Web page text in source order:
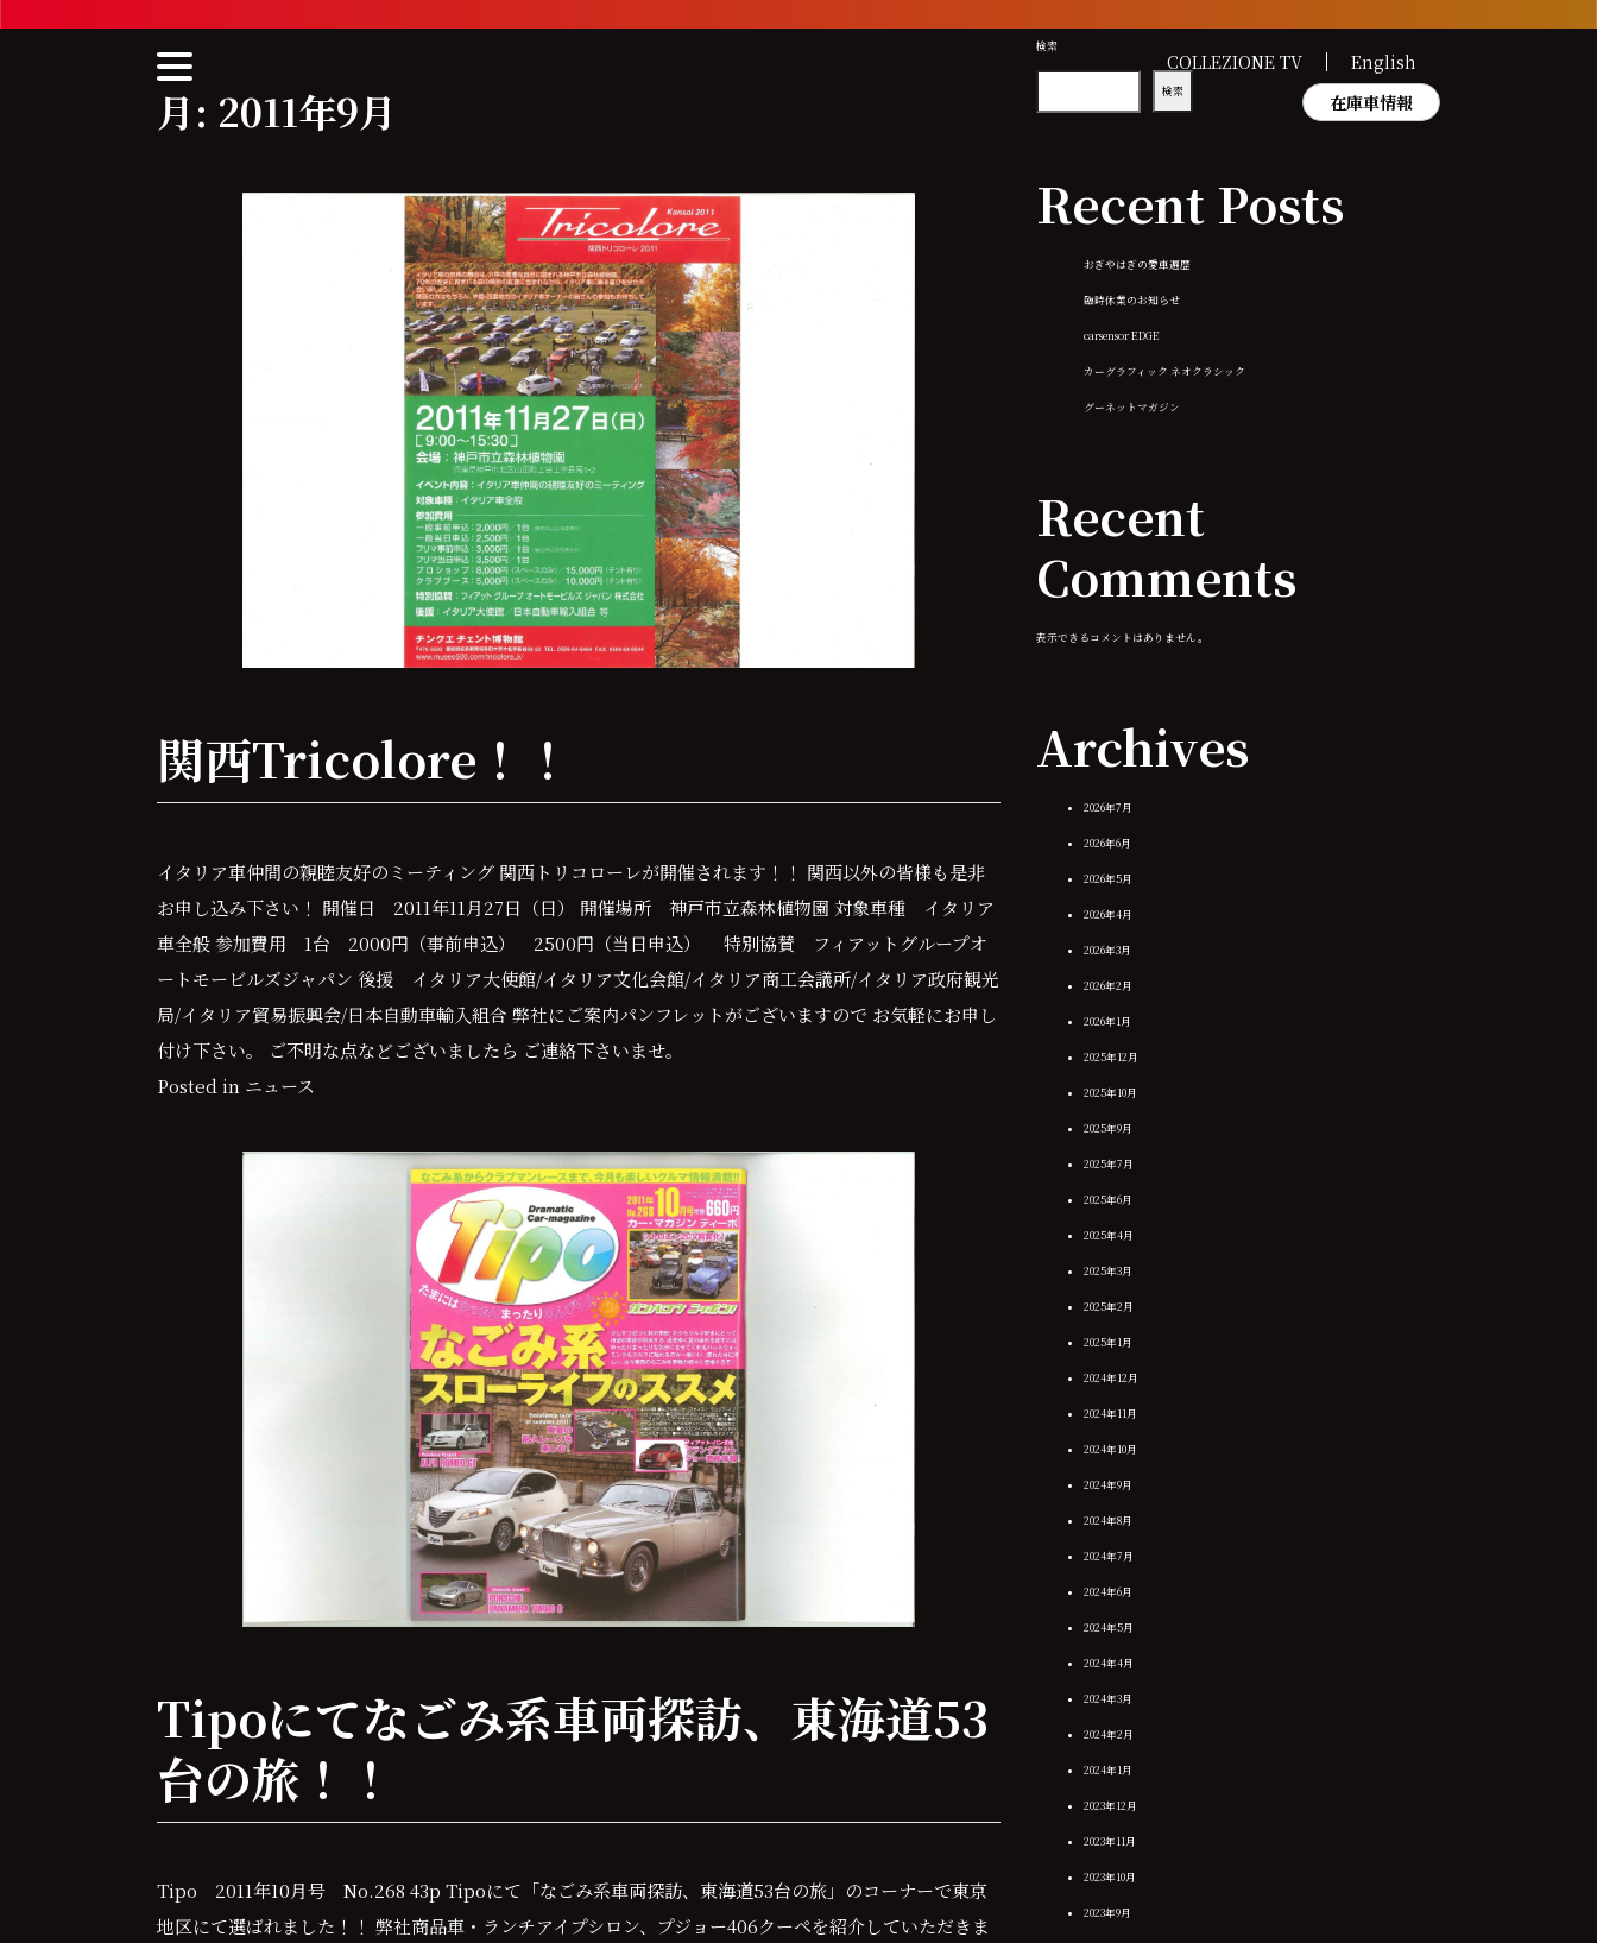
COLLEZIONE TV
English
在庫車情報
月: 2011年9月
関西Tricolore！！
イタリア車仲間の親睦友好のミーティング 関西トリコローレが開催されます！！ 関西以外の皆様も是非
お申し込み下さい！ 開催日 2011年11月27日（日） 開催場所 神戸市立森林植物園 対象車種 イタリア
車全般 参加費用 1台 2000円（事前申込） 2500円（当日申込） 特別協賛 フィアットグループオ
ートモービルズジャパン 後援 イタリア大使館/イタリア文化会館/イタリア商工会議所/イタリア政府観光
局/イタリア貿易振興会/日本自動車輸入組合 弊社にご案内パンフレットがございますので お気軽にお申し
付け下さい。 ご不明な点などございましたら ご連絡下さいませ。
Posted in ニュース
Tipoにてなごみ系車両探訪、東海道53
台の旅！！
Tipo 2011年10月号 No.268 43p Tipoにて「なごみ系車両探訪、東海道53台の旅」のコーナーで東京
地区にて選ばれました！！ 弊社商品車・ランチアイプシロン、プジョー406クーペを紹介していただきま
検索
検索
Recent Posts
おぎやはぎの愛車遍歴
臨時休業のお知らせ
carsensor EDGE
カーグラフィック ネオクラシック
グーネットマガジン
Recent
Comments
表示できるコメントはありません。
Archives
2026年7月
2026年6月
2026年5月
2026年4月
2026年3月
2026年2月
2026年1月
2025年12月
2025年10月
2025年9月
2025年7月
2025年6月
2025年4月
2025年3月
2025年2月
2025年1月
2024年12月
2024年11月
2024年10月
2024年9月
2024年8月
2024年7月
2024年6月
2024年5月
2024年4月
2024年3月
2024年2月
2024年1月
2023年12月
2023年11月
2023年10月
2023年9月